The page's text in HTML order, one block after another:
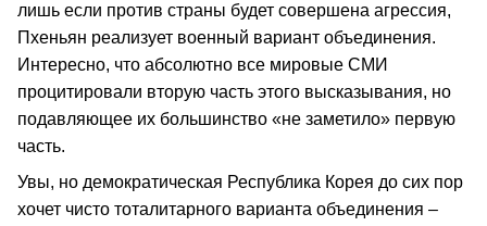
лишь если против страны будет совершена агрессия,
Пхеньян реализует военный вариант объединения.
Интересно, что абсолютно все мировые СМИ
процитировали вторую часть этого высказывания, но
подавляющее их большинство «не заметило» первую
часть.
Увы, но демократическая Республика Корея до сих пор
хочет чисто тоталитарного варианта объединения –